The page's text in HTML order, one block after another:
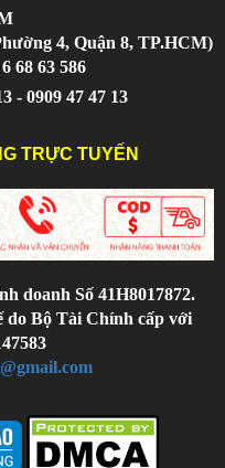
4, Quận 8, TP.HCM)
68 63 586
- 0909 47 47 13
TRỰC TUYẾN
doanh Số 41H8017872.
do Bộ Tài Chính cấp với